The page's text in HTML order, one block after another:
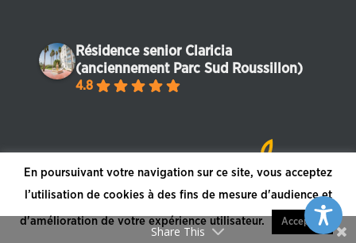
Résidence senior Claricia
(anciennement Parc Sud Roussillon)
4.8
En poursuivant votre navigation sur ce site, vous acceptez
l’utilisation de cookies à des fins de mesure d'audience et
d'amélioration de votre expérience utilisateur. Accepter
Share This